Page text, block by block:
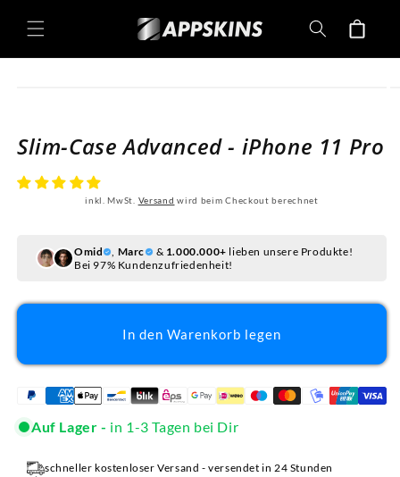
zum
Inhalt
Warenkorb
Slim-Case Advanced - iPhone 11 Pro
inkl. MwSt. Versand wird beim Checkout berechnet
Omid , Marc & 1.000.000+ lieben unsere Produkte!
Bei 97% Kundenzufriedenheit!
In den Warenkorb legen
Auf Lager - in 1-3 Tagen bei Dir
schneller kostenloser Versand - versendet in 24 Stunden